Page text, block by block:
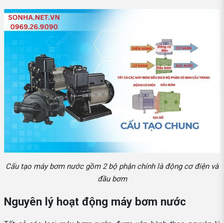
Cấu tạo máy bơm nước gồm 2 bộ phận chính là động cơ điện và
đầu bơm
Nguyên lý hoạt động máy bơm nước